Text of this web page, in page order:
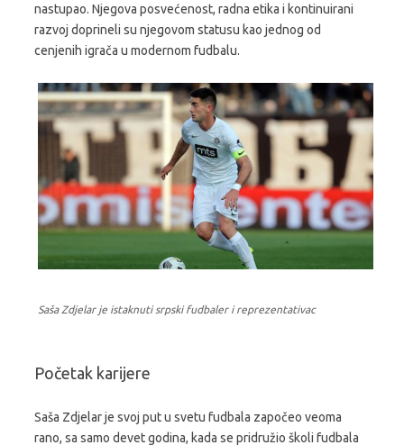
nastupao. Njegova posvećenost, radna etika i kontinuirani
razvoj doprineli su njegovom statusu kao jednog od
cenjenih igrača u modernom fudbalu.
Saša Zdjelar je istaknuti srpski fudbaler i reprezentativac
Početak karijere
Saša Zdjelar je svoj put u svetu fudbala započeo veoma
rano, sa samo devet godina, kada se pridružio školi fudbala